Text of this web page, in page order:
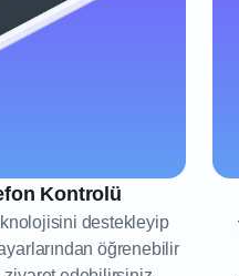
Kontrolü
destekleyip
öğrenebilir